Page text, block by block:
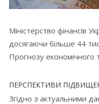
Міністерство фінансів
досягаючи більше 44
Прогнозу економічного
ПЕРСПЕКТИВИ
Згідно з актуальними